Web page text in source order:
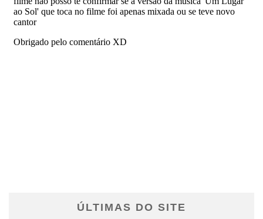
ÚLTIMAS DO SITE